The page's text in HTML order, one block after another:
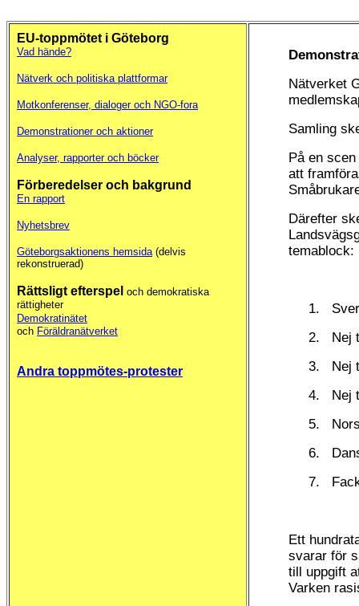
EU-toppmötet i Göteborg
Vad hände?
Nätverk och politiska plattformar
Motkonferenser, dialoger och NGO-fora
Demonstrationer och aktioner
Analyser, rapporter och böcker
Förberedelser och bakgrund
En rapport
Nyhetsbrev
Göteborgsaktionens hemsida(delvis
rekonstruerad)
Rättsligt efterspel och demokratiska
rättigheter
Demokratinätet
och Föräldranätverket
Andra toppmötes-protester
Nätverket
Samling
På en
att
Därefter
temablock:
1.
2. Nej
3. Nej till
4. Nej till
5.
6.
7.
Ett
svarar för
till uppgift
Varken